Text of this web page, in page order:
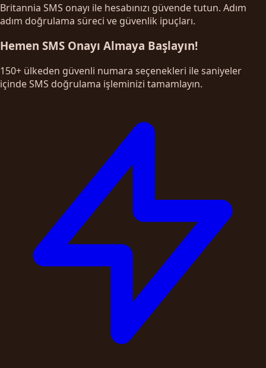
Britannia SMS onayı ile hesabınızı güvende tutun. Adım
adım doğrulama süreci ve güvenlik ipuçları.
Hemen SMS Onayı Almaya Başlayın!
150+ ülkeden güvenli numara seçenekleri ile saniyeler
içinde SMS doğrulama işleminizi tamamlayın.